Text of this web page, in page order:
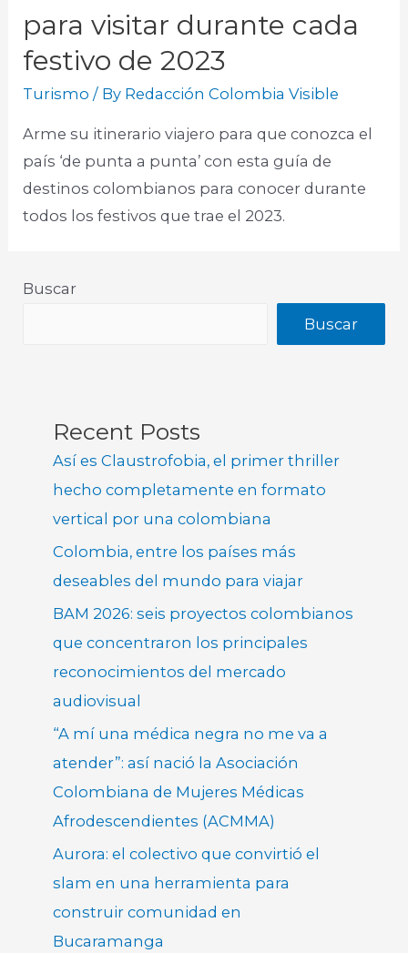
para visitar durante cada
festivo de 2023
Turismo / By Redacción Colombia Visible
Arme su itinerario viajero para que conozca el
país ‘de punta a punta’ con esta guía de
destinos colombianos para conocer durante
todos los festivos que trae el 2023.​
Buscar
Buscar
Recent Posts
Así es Claustrofobia, el primer thriller
hecho completamente en formato
vertical por una colombiana
Colombia, entre los países más
deseables del mundo para viajar
BAM 2026: seis proyectos colombianos
que concentraron los principales
reconocimientos del mercado
audiovisual
“A mí una médica negra no me va a
atender”: así nació la Asociación
Colombiana de Mujeres Médicas
Afrodescendientes (ACMMA)
Aurora: el colectivo que convirtió el
slam en una herramienta para
construir comunidad en
Bucaramanga